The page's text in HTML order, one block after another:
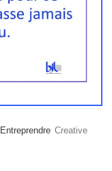
Entreprendre Creative